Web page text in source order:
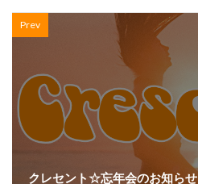
Prev
クレセント☆忘年会のお知らせ